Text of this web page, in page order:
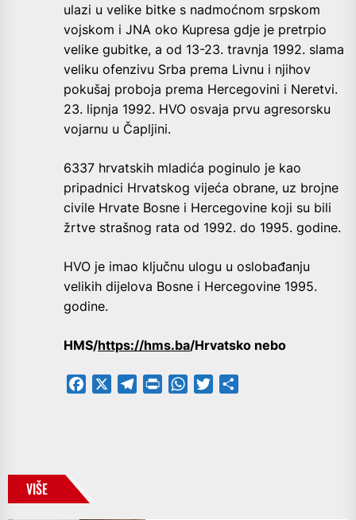
ulazi u velike bitke s nadmoćnom srpskom
vojskom i JNA oko Kupresa gdje je pretrpio
velike gubitke, a od 13-23. travnja 1992. slama
veliku ofenzivu Srba prema Livnu i njihov
pokušaj proboja prema Hercegovini i Neretvi.
23. lipnja 1992. HVO osvaja prvu agresorsku
vojarnu u Čapljini.
6337 hrvatskih mladića poginulo je kao
pripadnici Hrvatskog vijeća obrane, uz brojne
civile Hrvate Bosne i Hercegovine koji su bili
žrtve strašnog rata od 1992. do 1995. godine.
HVO je imao ključnu ulogu u oslobađanju
velikih dijelova Bosne i Hercegovine 1995.
godine.
HMS/https://hms.ba/Hrvatsko nebo
Facebook TelegramPrintFriendly
WhatsApp
Twitter
VIŠE